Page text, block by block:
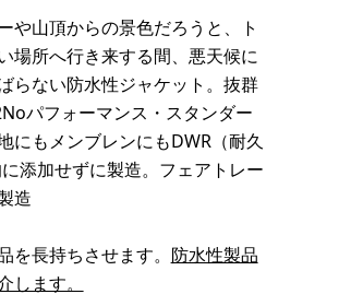
や山頂からの景色だろうと、ト
場所へ行き来する間、悪天候に
らない防水性ジャケット。抜群
パフォーマンス・スタンダー
にもメンブレンにもDWR（耐久
添加せずに製造。フェアトレー
造
長持ちさせます。 防水性製品
ます。